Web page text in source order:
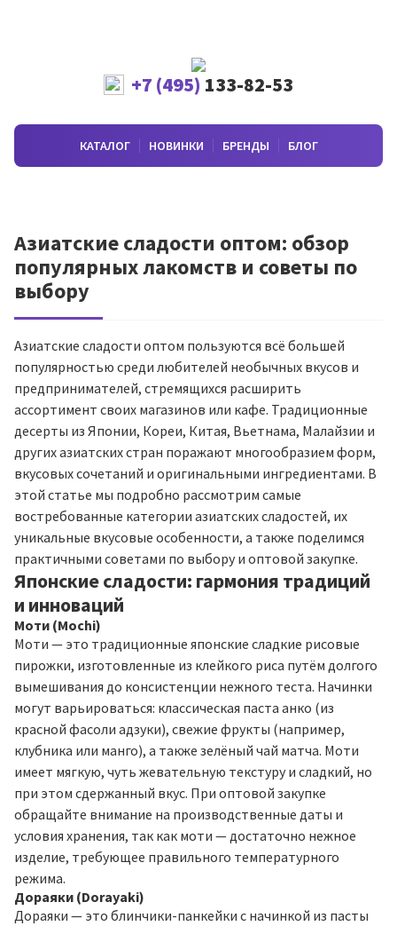
+7 (495) 133-82-53
КАТАЛОГ НОВИНКИ БРЕНДЫ БЛОГ
Азиатские сладости оптом: обзор
популярных лакомств и советы по
выбору
Азиатские сладости оптом пользуются всё большей
популярностью среди любителей необычных вкусов и
предпринимателей, стремящихся расширить
ассортимент своих магазинов или кафе. Традиционные
десерты из Японии, Кореи, Китая, Вьетнама, Малайзии и
других азиатских стран поражают многообразием форм,
вкусовых сочетаний и оригинальными ингредиентами. В
этой статье мы подробно рассмотрим самые
востребованные категории азиатских сладостей, их
уникальные вкусовые особенности, а также поделимся
практичными советами по выбору и оптовой закупке.
Японские сладости: гармония традиций
и инноваций
Моти (Mochi)
Моти — это традиционные японские сладкие рисовые
пирожки, изготовленные из клейкого риса путём долгого
вымешивания до консистенции нежного теста. Начинки
могут варьироваться: классическая паста анко (из
красной фасоли адзуки), свежие фрукты (например,
клубника или манго), а также зелёный чай матча. Моти
имеет мягкую, чуть жевательную текстуру и сладкий, но
при этом сдержанный вкус. При оптовой закупке
обращайте внимание на производственные даты и
условия хранения, так как моти — достаточно нежное
изделие, требующее правильного температурного
режима.
Дораяки (Dorayaki)
Дораяки — это блинчики-панкейки с начинкой из пасты